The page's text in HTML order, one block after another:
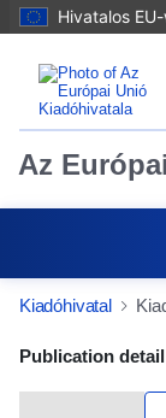
Hivatalos
Az
Kiadóhivatal
Publication
Publication detail